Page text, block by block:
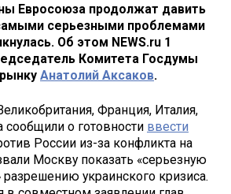
Евросоюза продолжат давить
серьезными проблемами
Об этом NEWS.ru 1
Комитета Госдумы
Анатолий Аксаков.
Франция, Италия,
о готовности ввести
России из-за конфликта на
Москву показать «серьезную
украинского кризиса.